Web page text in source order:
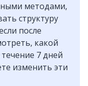
методами,
структуру
после
какой
7 дней
изменить эти